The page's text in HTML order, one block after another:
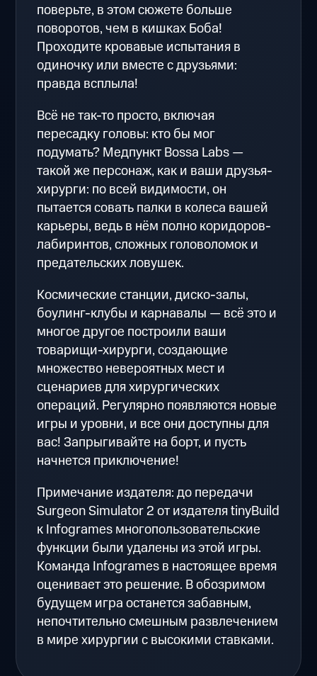
поверьте, в этом сюжете больше
поворотов, чем в кишках Боба!
Проходите кровавые испытания в
одиночку или вместе с друзьями:
правда всплыла!
Всё не так-то просто, включая
пересадку головы: кто бы мог
подумать? Медпункт Bossa Labs —
такой же персонаж, как и ваши друзья-
хирурги: по всей видимости, он
пытается совать палки в колеса вашей
карьеры, ведь в нём полно коридоров-
лабиринтов, сложных головоломок и
предательских ловушек.
Космические станции, диско-залы,
боулинг-клубы и карнавалы — всё это и
многое другое построили ваши
товарищи-хирурги, создающие
множество невероятных мест и
сценариев для хирургических
операций. Регулярно появляются новые
игры и уровни, и все они доступны для
вас! Запрыгивайте на борт, и пусть
начнется приключение!
Примечание издателя: до передачи
Surgeon Simulator 2 от издателя tinyBuild
к Infogrames многопользовательские
функции были удалены из этой игры.
Команда Infogrames в настоящее время
оценивает это решение. В обозримом
будущем игра останется забавным,
непочтительно смешным развлечением
в мире хирургии с высокими ставками.